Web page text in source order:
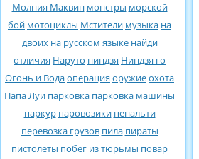
Молния Маквин монстры морской
бой мотоциклы Мстители музыка на
двоих на русском языке найди
отличия Наруто ниндзя Ниндзя го
Огонь и Водаоперация оружиеохота
Папа Луи парковка парковка машины
паркур паровозики пенальти
перевозка грузов пила пираты
пистолеты побег из тюрьмы повар